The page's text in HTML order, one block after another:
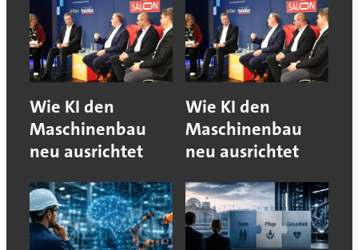
Wie KI den
Maschinenbau
neu ausrichtet
Wie KI den
Maschinenbau
neu ausrichtet